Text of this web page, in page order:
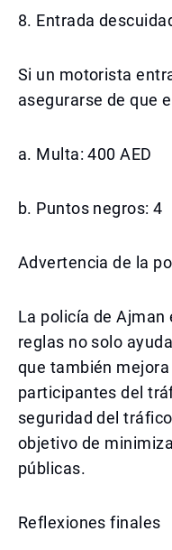
8. Entrada
Si un motorista
asegurarse de que
a. Multa: 400 AED
b. Puntos negros: 4
Advertencia de la
La policía de
reglas no solo
que también
participantes del
seguridad del
objetivo de
públicas.
Reflexiones finales